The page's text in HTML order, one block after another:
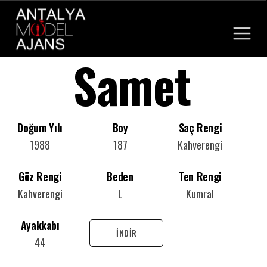
Anasayfa
Kurumsal
Hakkımızda
Haberler
Antalya Cast Ajans
Modeller
Kadın
Oyuncular
Kadın
Çocuk Cast
İletişim
Samet
Doğum Yılı
1988
Boy
187
Saç Rengi
Kahverengi
Göz Rengi
Kahverengi
Beden
L
Ten Rengi
Kumral
Ayakkabı
44
İNDİR